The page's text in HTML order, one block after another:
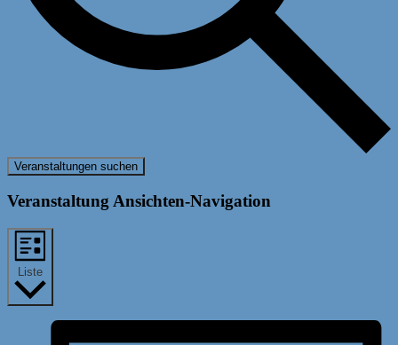
Veranstaltungen suchen
Veranstaltung Ansichten-Navigation
Liste